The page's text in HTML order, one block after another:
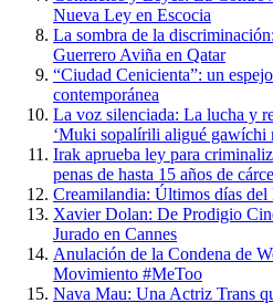
Nueva Ley en Escocia
La sombra de la
Guerrero Aviña en Qatar
“Ciudad Cenicienta”: un
contemporánea
La voz silenciada: La lucha y
‘Muki sopalírili aligué gawíchi
Irak aprueba ley para
penas de hasta 15 años de
Creamilandia: Últimos días
Xavier Dolan: De Prodigio
Jurado en Cannes
Anulación de la Condena de
Movimiento #MeToo
Nava Mau: Una Actriz Trans